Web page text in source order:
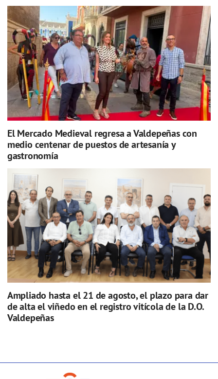
El Mercado Medieval regresa a Valdepeñas con
medio centenar de puestos de artesanía y
gastronomía
Ampliado hasta el 21 de agosto, el plazo para dar
de alta el viñedo en el registro vitícola de la D.O.
Valdepeñas